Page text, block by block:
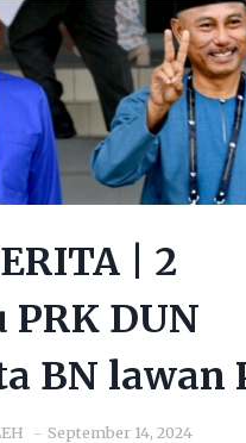
| 2
DUN
BN lawan
September 14, 2024